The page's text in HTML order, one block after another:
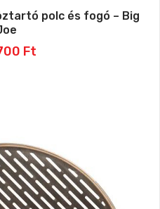
polc és fogó – Big
Ft